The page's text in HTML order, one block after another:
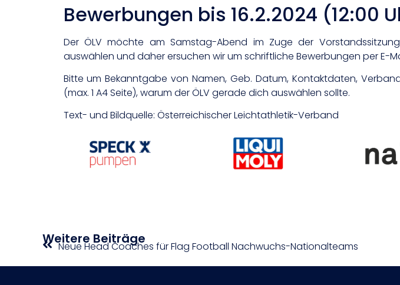
Bewerbungen bis 16.2.2024 (12:00
Der ÖLV möchte am Samstag-Abend im Zuge der
auswählen und daher ersuchen wir um schriftliche Bewerbungen per E-
Bitte um Bekanntgabe von Namen, Geb. Datum, Kontaktdaten,
(max. 1 A4 Seite), warum der ÖLV gerade dich auswählen sollte.
Text- und Bildquelle: Österreichischer Leichtathletik-Verband
Weitere Beiträge
Neue Head Coaches für Flag Football Nachwuchs-Nationalteams